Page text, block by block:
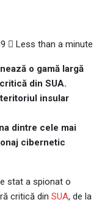
Less than a minute
o gamă largă
din SUA.
insular
dintre cele mai
cibernetic
stat a spionat o
critică din SUA, de la